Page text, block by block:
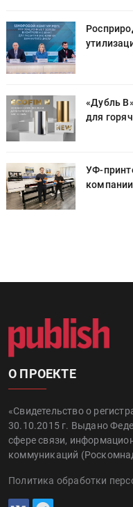
«Дубль
для
УФ-
О ПРОЕКТЕ
«Свидетельство о
30.10.2015 г. Выдано
сфере связи,
коммуникаций
Политика обработки